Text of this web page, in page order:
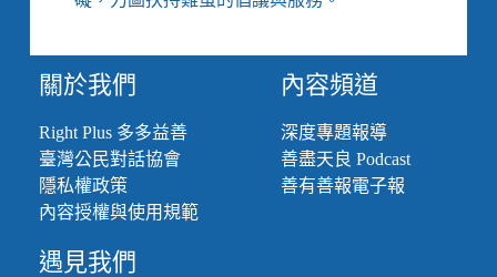
關於我們
Right Plus 多多益善
臺灣公民對話協會
隱私權政策
內容授權與使用規範
內容頻道
深度專題報導
善盡天良 Podcast
善有善報電子報
遇見我們